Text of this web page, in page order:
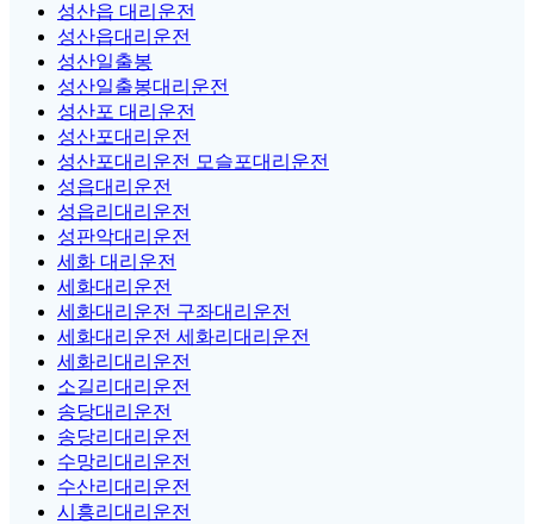
성산읍 대리운전
성산읍대리운전
성산일출봉
성산일출봉대리운전
성산포 대리운전
성산포대리운전
성산포대리운전 모슬포대리운전
성읍대리운전
성읍리대리운전
성판악대리운전
세화 대리운전
세화대리운전
세화대리운전 구좌대리운전
세화대리운전 세화리대리운전
세화리대리운전
소길리대리운전
송당대리운전
송당리대리운전
수망리대리운전
수산리대리운전
시흥리대리운전